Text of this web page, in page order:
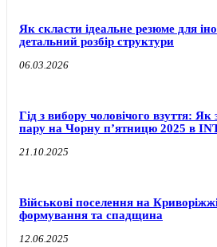
Як скласти ідеальне резюме для
детальний розбір структури
06.03.2026
Гід з вибору чоловічого взуття: Як
пару на Чорну п’ятницю 2025 в
21.10.2025
Військові поселення на
формування та спадщина
12.06.2025